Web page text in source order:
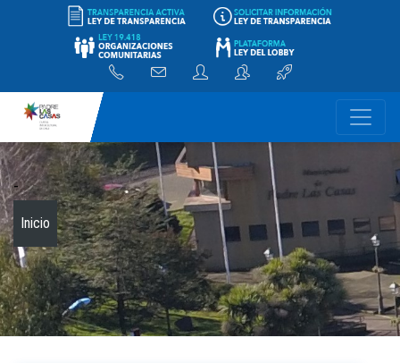
-
Inicio